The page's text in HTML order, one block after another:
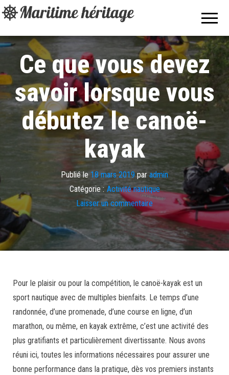
nautisme et
des sports
aquatiques.
Ce que vous devez
savoir lorsque vous
débutez le canoë-
kayak
Publié le 18 mars 2019par admin
Catégorie : Activité nautique
Laisser un commentaire
Pour le plaisir ou pour la compétition, le canoë-kayak est un
sport nautique avec de multiples bienfaits. Le temps d’une
randonnée, d’une promenade, d’une course en ligne, d’un
marathon, ou même, en kayak extrême, c’est une activité des
plus gratifiants et particulièrement divertissante. Nous avons
réuni ici, toutes les informations nécessaires pour assurer une
bonne performance dans la pratique, dès vos premiers instants